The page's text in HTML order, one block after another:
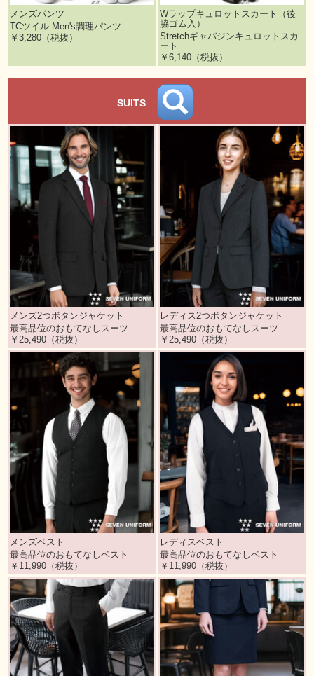
メンズパンツ
TCツイル Men's調理パンツ
￥3,280（税抜）
Wラップキュロットスカート（後
脇ゴム入）
Stretchギャバジンキュロットスカ
ート
￥6,140（税抜）
SUITS
メンズ2つボタンジャケット
最高品位のおもてなしスーツ
￥25,490（税抜）
レディス2つボタンジャケット
最高品位のおもてなしスーツ
￥25,490（税抜）
メンズベスト
最高品位のおもてなしベスト
￥11,990（税抜）
レディスベスト
最高品位のおもてなしベスト
￥11,990（税抜）